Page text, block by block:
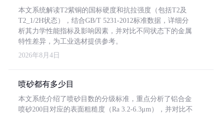
本文系统解读T2紫铜的国标硬度和抗拉强度（包括T2及
T2_1/2H状态），结合GB/T 5231-2012标准数据，详细分
析其力学性能指标及影响因素，并对比不同状态下的金属
特性差异，为工业选材提供参考。
2026年8月4日
喷砂都有多少目
本文系统介绍了喷砂目数的分级标准，重点分析了铝合金
喷砂200目对应的表面粗糙度（Ra 3.2-6.3μm），并对比不